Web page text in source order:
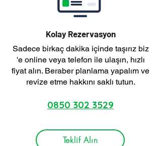
Kolay Rezervasyon
Sadece birkaç dakika içinde taşırız biz
'e online veya telefon ile ulaşın, hızlı
fiyat alın. Beraber planlama yapalım ve
revize etme hakkını saklı tutun.
0850 302 3529
Teklif Alın